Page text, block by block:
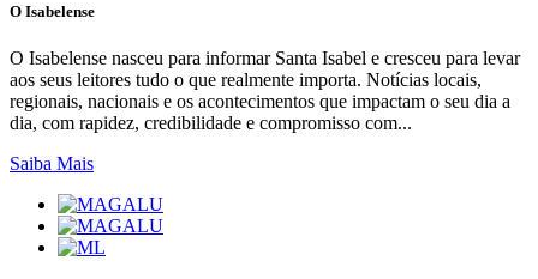
O Isabelense
O Isabelense nasceu para informar Santa Isabel e cresceu para levar
aos seus leitores tudo o que realmente importa. Notícias locais,
regionais, nacionais e os acontecimentos que impactam o seu dia a
dia, com rapidez, credibilidade e compromisso com...
Saiba Mais